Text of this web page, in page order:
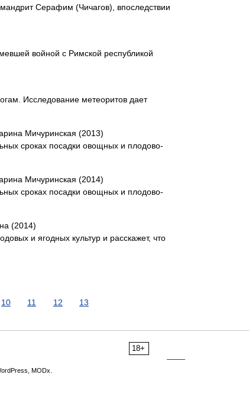
Серафим (Чичагов), впоследствии
войной с Римской республикой
Исследование метеоритов дает
Мичуринская (2013)
сроках посадки овощных и плодово-
Мичуринская (2014)
сроках посадки овощных и плодово-
(2014)
и ягодных культур и расскажет, что
10 11 12 13
18+
MODx.